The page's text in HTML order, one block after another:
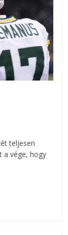
teljesen
a vége, hogy